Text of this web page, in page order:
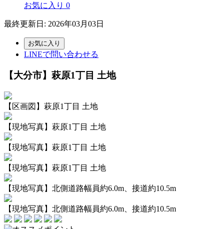
お気に入り 0
最終更新日: 2026年03月03日
お気に入り
LINEで問い合わせる
【大分市】萩原1丁目 土地
【区画図】萩原1丁目 土地
【現地写真】萩原1丁目 土地
【現地写真】萩原1丁目 土地
【現地写真】萩原1丁目 土地
【現地写真】北側道路幅員約6.0m、接道約10.5m
【現地写真】北側道路幅員約6.0m、接道約10.5m